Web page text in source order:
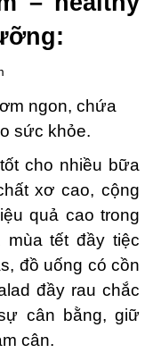
ngon, chứa
sức khỏe.
cho nhiều bữa
xơ cao, cộng
quả cao trong
tết đầy tiệc
đồ uống có cồn
đầy rau chắc
cân bằng, giữ
cân.